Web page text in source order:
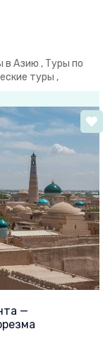
в Азию , Туры по
туры ,
—